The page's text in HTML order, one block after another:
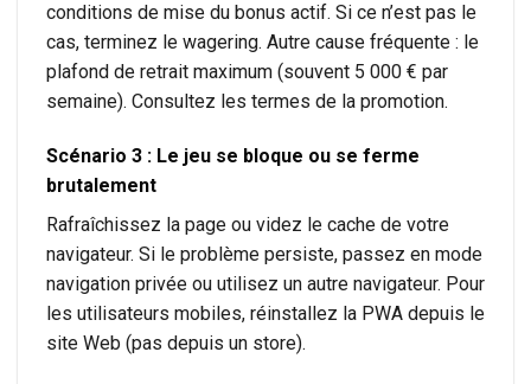
conditions de mise du bonus actif. Si ce n’est pas le
cas, terminez le wagering. Autre cause fréquente : le
plafond de retrait maximum (souvent 5 000 € par
semaine). Consultez les termes de la promotion.
Scénario 3 : Le jeu se bloque ou se ferme
brutalement
Rafraîchissez la page ou videz le cache de votre
navigateur. Si le problème persiste, passez en mode
navigation privée ou utilisez un autre navigateur. Pour
les utilisateurs mobiles, réinstallez la PWA depuis le
site Web (pas depuis un store).